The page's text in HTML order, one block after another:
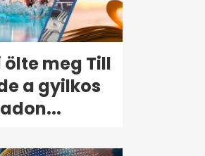
meg Till
a gyilkos